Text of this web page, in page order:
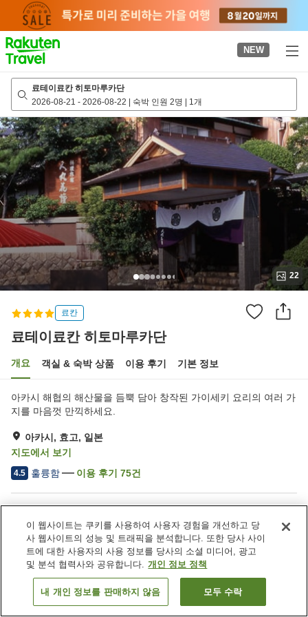
page
NEW
료테이료칸 히토마루카단
2026-08-21 - 2026-08-22 | 숙박 인원 2명 | 1개
22
료칸
료테이료칸 히토마루카단
개요 객실 & 숙박 상품 이용 후기 기본 정보
아카시 해협의 해산물을 듬뿍 담아 창작된 가이세키 요리의 여러 가
지를 마음껏 만끽하세요.
아카시, 효고, 일본
지도에서 보기
4.5 훌륭함 이용 후기 75건
Wi-Fi
사우나
프라이빗 다이닝
완전 금연
객실 보기
이 웹사이트는 쿠키를 사용하여 사용자 경험을 개선하고 당
사 웹사이트의 성능 및 트래픽을 분석합니다. 또한 당사 사이
트에 대한 사용자의 사용 정보를 당사의 소셜 미디어, 광고
및 분석 협력사와 공유합니다. 개인 정보 정책
내 개인 정보를 판매하지 않음 모두 수락